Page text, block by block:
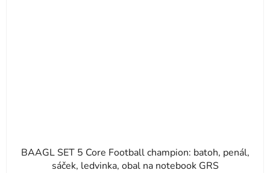
BAAGL SET 5 Core Football champion: batoh, penál,
sáček, ledvinka, obal na notebook GRS